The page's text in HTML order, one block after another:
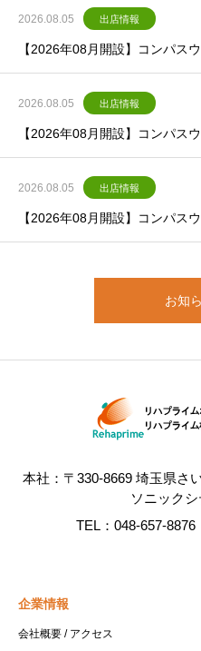
2026.08.05 出店情報
【2026年08月開設】コンパス
2026.08.05 出店情報
【2026年08月開設】コンパス
2026.08.05 出店情報
【2026年08月開設】コンパス
お知
本社：〒330-8669 埼玉県さ
ソニック
TEL：048-657-
企業情報
会社概要 / アクセス